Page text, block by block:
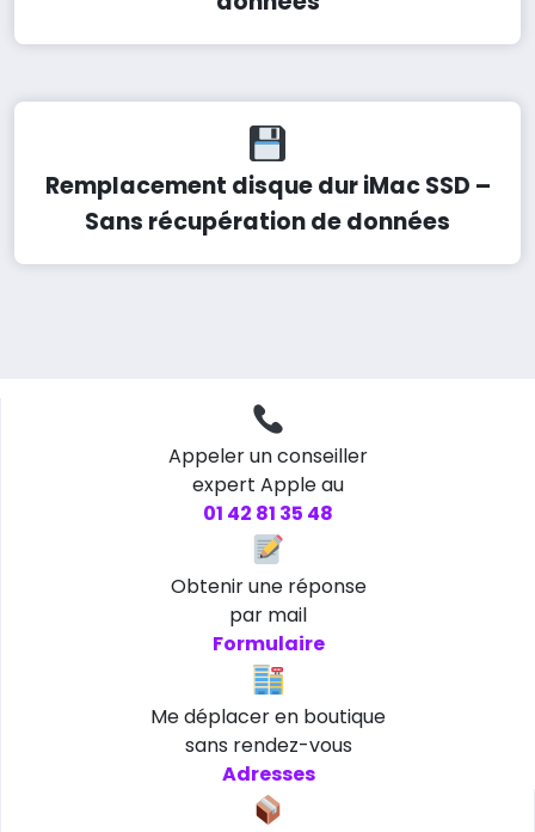
Remplacement disque dur iMac SSD –
Sans récupération de données
Appeler un conseiller
expert Apple au
01 42 81 35 48
Obtenir une réponse
par mail
Formulaire
Me déplacer en boutique
sans rendez-vous
Adresses